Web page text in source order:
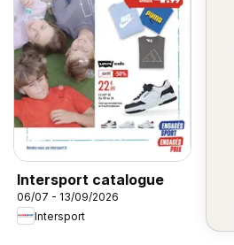
Intersport catalogue
06/07 - 13/09/2026
Intersport